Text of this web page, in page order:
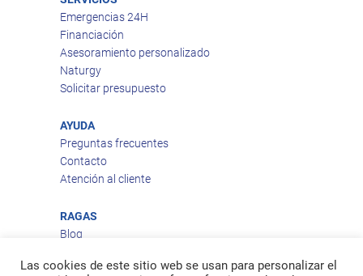
Emergencias 24H
Financiación
Asesoramiento personalizado
Naturgy
Solicitar presupuesto
AYUDA
Preguntas frecuentes
Contacto
Atención al cliente
RAGAS
Blog
Política de privacidad
Las cookies de este sitio web se usan para personalizar el